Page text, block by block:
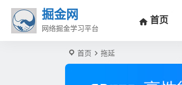
掘金网
网络掘金学习平台
首页
首页 拖延